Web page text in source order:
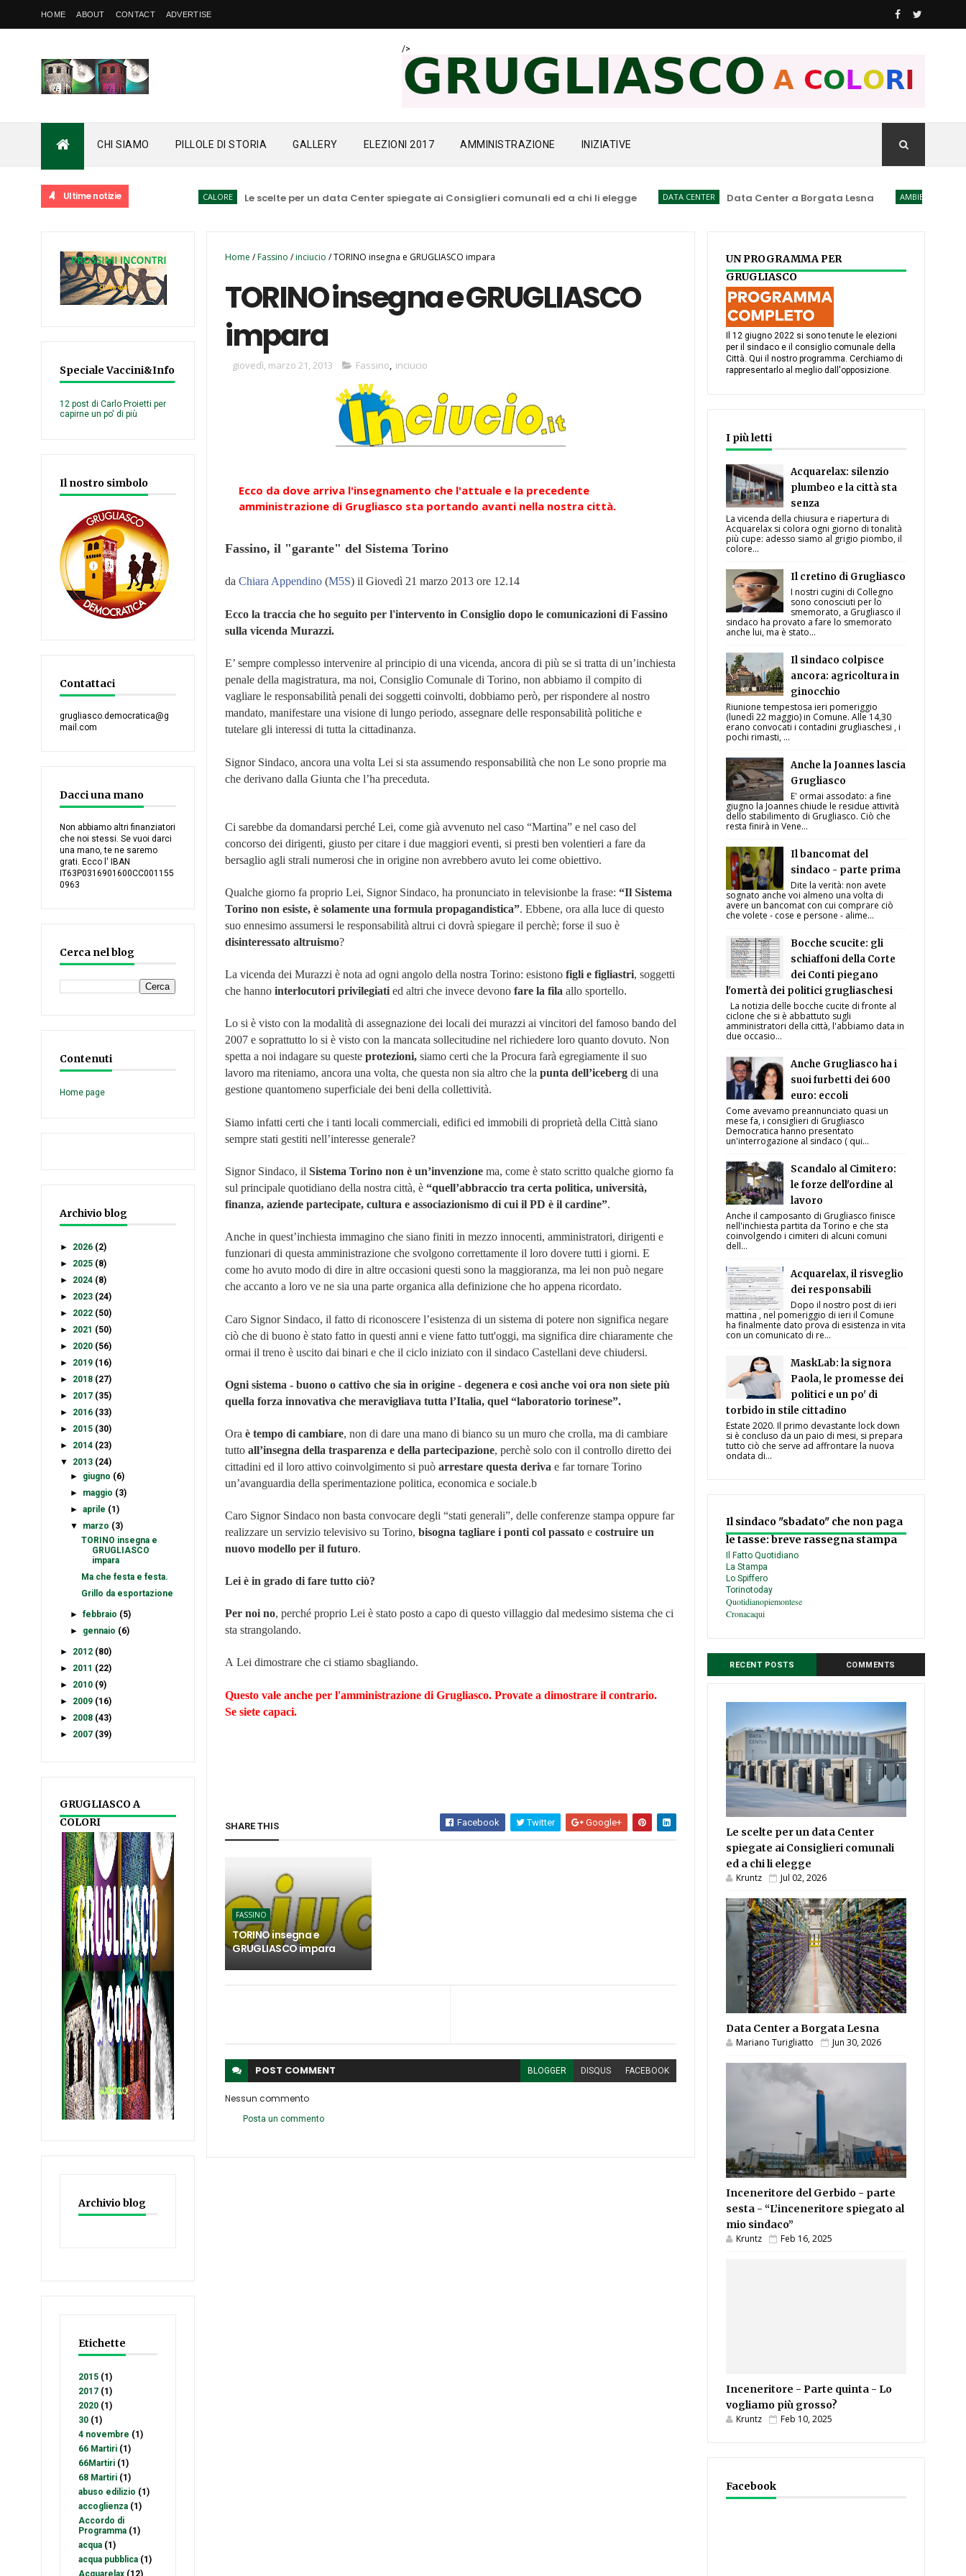
HOME ABOUT CONTACT ADVERTISE
/>
CHI SIAMO PILLOLE DI STORIA GALLERY ELEZIONI 2017 AMMINISTRAZIONE INIZIATIVE
Ultime notizie Le scelte per un data Center spiegate ai Consiglieri comunali ed a chi li elegge DATA CENTER Data Center a Borgata Lesna AMBIENTE
Speciale Vaccini&Info
12 post di Carlo Proietti per
capirne un po' di più
Il nostro simbolo
Contattaci
grugliasco.democratica@g
mail.com
Dacci una mano
Non abbiamo altri finanziatori
che noi stessi. Se vuoi darci
una mano, te ne saremo
grati. Ecco l' IBAN
IT63P0316901600CC001155
0963
Cerca nel blog
Contenuti
Home page
Archivio blog
► 2026 (2)
► 2025 (8)
► 2024 (8)
► 2023 (24)
► 2022 (50)
► 2021 (50)
► 2020 (56)
► 2019 (16)
► 2018 (27)
► 2017 (35)
► 2016 (33)
► 2015 (30)
► 2014 (23)
▼
2013 (24)
► giugno (6)
► maggio (3)
►aprile (1)
▼
marzo (3)
TORINO insegna e
GRUGLIASCO
impara
Ma che festa e festa.
Grillo da esportazione
►febbraio (5)
► gennaio (6)
► 2012 (80)
► 2011 (22)
► 2010 (9)
► 2009 (16)
► 2008 (43)
► 2007 (39)
GRUGLIASCO A
COLORI
Archivio blog
Etichette
2015 (1)
2017 (1)
2020 (1)
30 (1)
4 novembre (1)
66 Martiri (1)
66Martiri (1)
68 Martiri (1)
abuso edilizio (1)
accoglienza (1)
Accordo di
Programma (1)
acqua (1)
acqua pubblica (1)
Acquarelax (12)
Home /Fassino /inciucio /TORINO insegna e GRUGLIASCO impara
TORINO insegna e GRUGLIASCO
impara
giovedì, marzo 21, 2013 Fassino, inciucio
Ecco da dove arriva l'insegnamento che l'attuale e la precedente
amministrazione di Grugliasco sta portando avanti nella nostra città.
Fassino, il "garante" del Sistema Torino
daChiara Appendino (M5S) il Giovedì 21 marzo 2013 ore 12.14
Ecco la traccia che ho seguito per l'intervento in Consiglio dopo le comunicazioni di Fassino
sulla vicenda Murazzi.
E’ sempre complesso intervenire al principio di una vicenda, ancora di più se si tratta di un’inchiesta
penale della magistratura, ma noi, Consiglio Comunale di Torino, non abbiamo il compito di
vagliare le responsabilità penali dei soggetti coinvolti, dobbiamo però, per rispondere al nostro
mandato, manifestare una visione di lungo periodo, assegnare delle responsabilità politiche e
tutelare gli interessi di tutta la cittadinanza.
Signor Sindaco, ancora una volta Lei si sta assumendo responsabilità che non Le sono proprie ma
che derivano dalla Giunta che l’ha preceduta.
Ci sarebbe da domandarsi perché Lei, come già avvenuto nel caso “Martina” e nel caso del
concorso dei dirigenti, giusto per citare i due maggiori eventi, si presti ben volentieri a fare da
bersaglio agli strali numerosi che in origine non avrebbero avuto lei come obiettivo.
Qualche giorno fa proprio Lei, Signor Sindaco, ha pronunciato in televisionbe la frase: “Il Sistema
Torino non esiste, è solamente una formula propagandistica”. Ebbene, ora alla luce di questo
suo ennesimo assumersi le responsabilità altrui ci dovrà spiegare il perchè; forse il suo è
disinteressato altruismo?
La vicenda dei Murazzi è nota ad ogni angolo della nostra Torino: esistono figli e figliastri, soggetti
che hannointerlocutori privilegiati ed altri che invece devonofare la fila allo sportello.
Lo si è visto con la modalità di assegnazione dei locali dei murazzi ai vincitori del famoso bando del
2007 e soprattutto lo si è visto con la mancata sollecitudine nel richiedere loro quanto dovuto. Non
spetta a noi indagare su questeprotezioni, siamo certi che la Procura farà egregiamente il suo
lavoro ma riteniamo, ancora una volta, che questa non sia altro che lapunta dell’iceberg di una
gestione quantomeno superficiale dei beni della collettività.
Siamo infatti certi che i tanti locali commerciali, edifici ed immobili di proprietà della Città siano
sempre stati gestiti nell’interesse generale?
Signor Sindaco, il Sistema Torino non è un’invenzione ma, come è stato scritto qualche giorno fa
sul principale quotidiano della nostra città, è“quell’abbraccio tra certa politica, università,
finanza, aziende partecipate, cultura e associazionismo di cui il PD è il cardine”.
Anche in quest’inchiesta immagino che siano finiti in mezzo innocenti, amministratori, dirigenti e
funzionari di questa amministrazione che svolgono correttamente il loro dovere tutti i giorni. E
come ho avuto modo di dire in altre occasioni questi sono la maggioranza, ma lei non può negare
che accanto a loro ve ne sia una parte organica alla definizione che ho appena ricordato.
Caro Signor Sindaco, il fatto di riconoscere l’esistenza di un sistema di potere non significa negare
ciò che di buono è stato fatto in questi anni e viene fatto tutt'oggi, ma significa dire chiaramente che
ormai il treno è uscito dai binari e che il ciclo iniziato con il sindaco Castellani deve chiudersi.
Ogni sistema - buono o cattivo che sia in origine - degenera e così anche voi ora non siete più
quella forza innovativa che meravigliava tutta l’Italia, quel “laboratorio torinese”.
Oraè tempo di cambiare, non di dare una mano di bianco su un muro che crolla, ma di cambiare
tuttoall’insegna della trasparenza e della partecipazione, perchè solo con il controllo diretto dei
cittadini ed il loro attivo coinvolgimento si puòarrestare questa derivae far tornare Torino
un’avanguardia della sperimentazione politica, economica e sociale.b
Caro Signor Sindaco non basta convocare degli “stati generali”, delle conferenze stampa oppure far
realizzare un servizio televisivo su Torino,bisogna tagliare i ponti col passato ecostruire un
nuovo modello per il futuro.
Lei è in grado di fare tutto ciò?
Per noi no, perché proprio Lei è stato posto a capo di questo villaggio dal medesimo sistema che ci
sta strangolando.
A Lei dimostrare che ci stiamo sbagliando.
Questo vale anche per l'amministrazione di Grugliasco. Provate a dimostrare il contrario.
Se siete capaci.
SHARE THIS Facebook Twitter Google+
FASSINO
TORINO insegna e
GRUGLIASCO impara
POST COMMENT BLOGGER DISQUS FACEBOOK
Nessun commento
Posta un commento
UN PROGRAMMA PER
GRUGLIASCO
Il 12 giugno 2022 si sono tenute le elezioni
per il sindaco e il consiglio comunale della
Città. Qui il nostro programma. Cerchiamo di
rappresentarlo al meglio dall'opposizione.
I più letti
Acquarelax: silenzio
plumbeo e la città sta
senza
La vicenda della chiusura e riapertura di
Acquarelax si colora ogni giorno di tonalità
più cupe: adesso siamo al grigio piombo, il
colore...
Il cretino di Grugliasco
I nostri cugini di Collegno
sono conosciuti per lo
smemorato, a Grugliasco il
sindaco ha provato a fare lo smemorato
anche lui, ma è stato...
Il sindaco colpisce
ancora: agricoltura in
ginocchio
Riunione tempestosa ieri pomeriggio
(lunedì 22 maggio) in Comune. Alle 14,30
erano convocati i contadini grugliaschesi , i
pochi rimasti, ...
Anche la Joannes lascia
Grugliasco
E' ormai assodato: a fine
giugno la Joannes chiude le residue attività
dello stabilimento di Grugliasco. Ciò che
resta finirà in Vene...
Il bancomat del
sindaco - parte prima
Dite la verità: non avete
sognato anche voi almeno una volta di
avere un bancomat con cui comprare ciò
che volete - cose e persone - alime...
Bocche scucite: gli
schiaffoni della Corte
dei Conti piegano
l'omertà dei politici grugliaschesi
La notizia delle bocche cucite di fronte al
ciclone che si è abbattuto sugli
amministratori della città, l'abbiamo data in
due occasio...
Anche Grugliasco ha i
suoi furbetti dei 600
euro: eccoli
Come avevamo preannunciato quasi un
mese fa, i consiglieri di Grugliasco
Democratica hanno presentato
un'interrogazione al sindaco ( qui...
Scandalo al Cimitero:
le forze dell'ordine al
lavoro
Anche il camposanto di Grugliasco finisce
nell'inchiesta partita da Torino e che sta
coinvolgendo i cimiteri di alcuni comuni
dell...
Acquarelax, il risveglio
dei responsabili
Dopo il nostro post di ieri
mattina , nel pomeriggio di ieri il Comune
ha finalmente dato prova di esistenza in vita
con un comunicato di re...
MaskLab: la signora
Paola, le promesse dei
politici e un po' di
torbido in stile cittadino
Estate 2020. Il primo devastante lock down
si è concluso da un paio di mesi, si prepara
tutto ciò che serve ad affrontare la nuova
ondata di...
Il sindaco "sbadato" che non paga
le tasse: breve rassegna stampa
Il Fatto Quotidiano
La Stampa
Lo Spiffero
Torinotoday
Quotidianopiemontese
Cronacaqui
RECENT POSTS COMMENTS
Le scelte per un data Center
spiegate ai Consiglieri comunali
ed a chi li elegge
Kruntz Jul 02, 2026
Data Center a Borgata Lesna
Mariano Turigliatto Jun 30, 2026
Inceneritore del Gerbido - parte
sesta - “L’inceneritore spiegato al
mio sindaco”
Kruntz Feb 16, 2025
Inceneritore - Parte quinta - Lo
vogliamo più grosso?
Kruntz Feb 10, 2025
Facebook